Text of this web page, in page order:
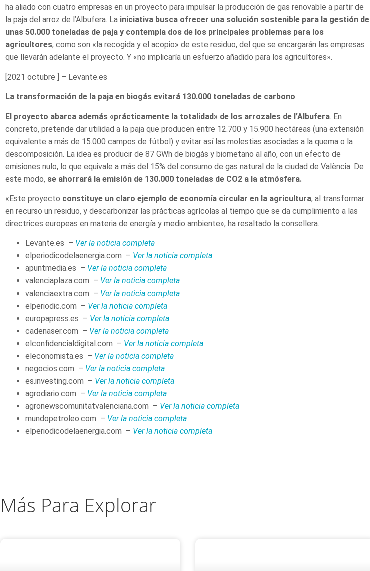
ha aliado con cuatro empresas en un proyecto para impulsar la producción de gas renovable a partir de
la paja del arroz de l’Albufera. La iniciativa busca ofrecer una solución sostenible para la gestión de
unas 50.000 toneladas de paja y contempla dos de los principales problemas para los
agricultores, como son «la recogida y el acopio» de este residuo, del que se encargarán las empresas
que llevarán adelante el proyecto. Y «no implicaría un esfuerzo añadido para los agricultores».
[2021 octubre ] – Levante.es
La transformación de la paja en biogás evitará 130.000 toneladas de carbono
El proyecto abarca además «prácticamente la totalidad» de los arrozales de l’Albufera . En
concreto, pretende dar utilidad a la paja que producen entre 12.700 y 15.900 hectáreas (una extensión
equivalente a más de 15.000 campos de fútbol) y evitar así las molestias asociadas a la quema o la
descomposición. La idea es producir de 87 GWh de biogás y biometano al año, con un efecto de
emisiones nulo, lo que equivale a más del 15% del consumo de gas natural de la ciudad de València. De
este modo, se ahorrará la emisión de 130.000 toneladas de CO2 a la atmósfera.
«Este proyecto constituye un claro ejemplo de economía circular en la agricultura, al transformar
en recurso un residuo, y descarbonizar las prácticas agrícolas al tiempo que se da cumplimiento a las
directrices europeas en materia de energía y medio ambiente», ha resaltado la consellera.
Levante.es – Ver la noticia completa
elperiodicodelaenergia.com – Ver la noticia completa
apuntmedia.es – Ver la noticia completa
valenciaplaza.com – Ver la noticia completa
valenciaextra.com – Ver la noticia completa
elperiodic.com – Ver la noticia completa
europapress.es – Ver la noticia completa
cadenaser.com – Ver la noticia completa
elconfidencialdigital.com – Ver la noticia completa
eleconomista.es – Ver la noticia completa
negocios.com – Ver la noticia completa
es.investing.com – Ver la noticia completa
agrodiario.com – Ver la noticia completa
agronewscomunitatvalenciana.com – Ver la noticia completa
mundopetroleo.com – Ver la noticia completa
elperiodicodelaenergia.com – Ver la noticia completa
Más Para Explorar